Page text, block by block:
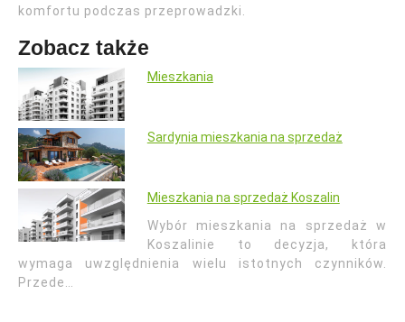
komfortu podczas przeprowadzki.
Zobacz także
Mieszkania
Sardynia mieszkania na sprzedaż
Mieszkania na sprzedaż Koszalin
Wybór mieszkania na sprzedaż w
Koszalinie to decyzja, która
wymaga uwzględnienia wielu istotnych czynników.
Przede…